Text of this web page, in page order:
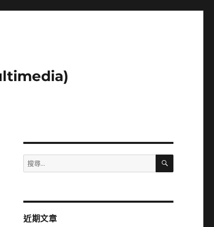
搜
尋
字:
搜
近期文章